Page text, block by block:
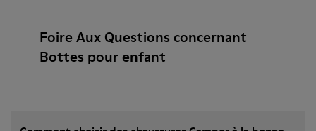
Foire Aux Questions concernant
Bottes pour enfant